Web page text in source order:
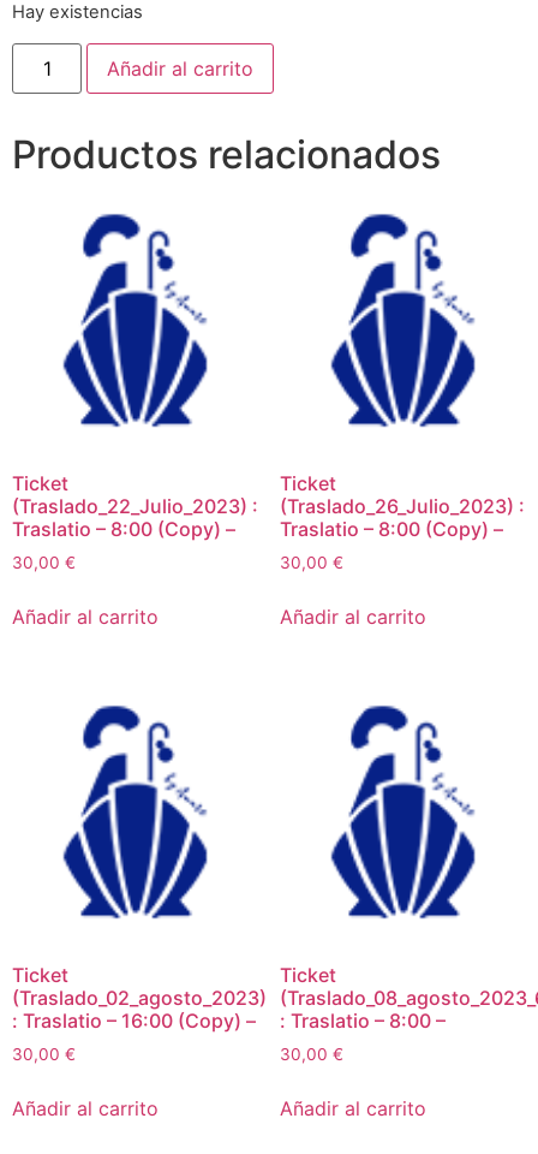
Hay existencias
Añadir al carrito
Productos relacionados
Ticket
(Traslado_22_Julio_2023) :
Traslatio – 8:00 (Copy) –
30,00 €
Añadir al carrito
Ticket
(Traslado_26_Julio_2023) :
Traslatio – 8:00 (Copy) –
30,00 €
Añadir al carrito
Ticket
(Traslado_02_agosto_2023)
: Traslatio – 16:00 (Copy) –
30,00 €
Añadir al carrito
Ticket
: Traslatio – 8:00 –
30,00 €
Añadir al carrito